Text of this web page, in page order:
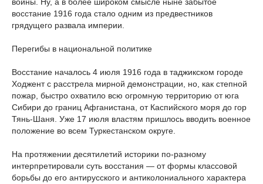
восстание 1916 года стало одним из предвестников
грядущего развала империи.
Перегибы в национальной политике
Восстание началось 4 июля 1916 года в таджикском городе
Ходжент с расстрела мирной демонстрации, но, как степной
пожар, быстро охватило всю огромную территорию от юга
Сибири до границ Афганистана, от Каспийского моря до гор
Тянь-Шаня. Уже 17 июля властям пришлось вводить военное
положение во всем Туркестанском округе.
На протяжении десятилетий историки по-разному
интерпретировали суть восстания — от формы классовой
борьбы до его антирусского и антиколониального характера